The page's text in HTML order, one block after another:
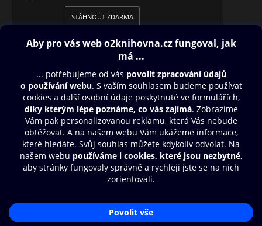
STÁHNOUT ZDARMA
Obsah ke stažení
Moje O2 Knihovna
Další zábava
Nákupní řád
Přístupnost
Aplikace O2 Knihovna